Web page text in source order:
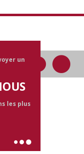
un
les plus